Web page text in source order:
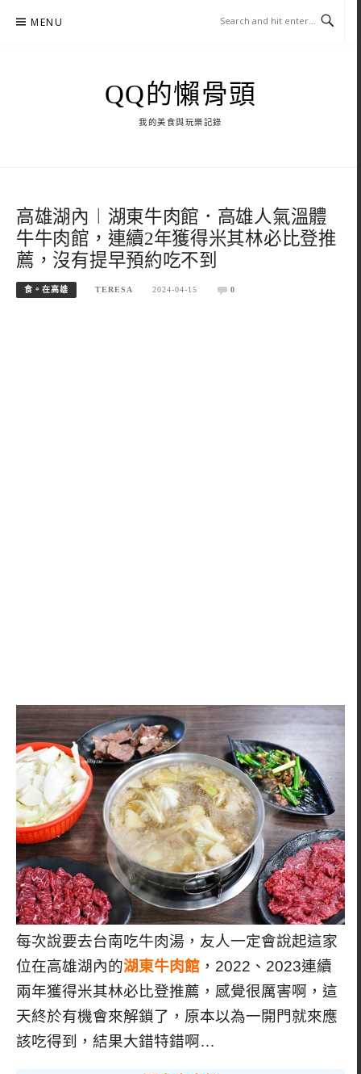
MENU
QQ的懶骨頭
我的美食與玩樂記錄
高雄湖內︱湖東牛肉館．高雄人氣溫體
牛牛肉館，連續2年獲得米其林必比登推
薦，沒有提早預約吃不到
食。在高雄 TERESA 2024-04-15 0
每次說要去台南吃牛肉湯，友人一定會說起這家
位在高雄湖內的湖東牛肉館 ，2022、2023連續
兩年獲得米其林必比登推薦，感覺很厲害啊，這
天終於有機會來解鎖了，原本以為一開門就來應
該吃得到，結果大錯特錯啊…